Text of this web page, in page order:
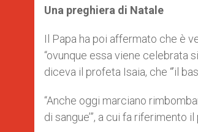
Una preghiera di Natale
Il Papa ha poi affermato che è
“ovunque essa viene celebrata
diceva il profeta Isaia, che “’il
“Anche oggi marciano
di sangue’”, a cui fa riferimento